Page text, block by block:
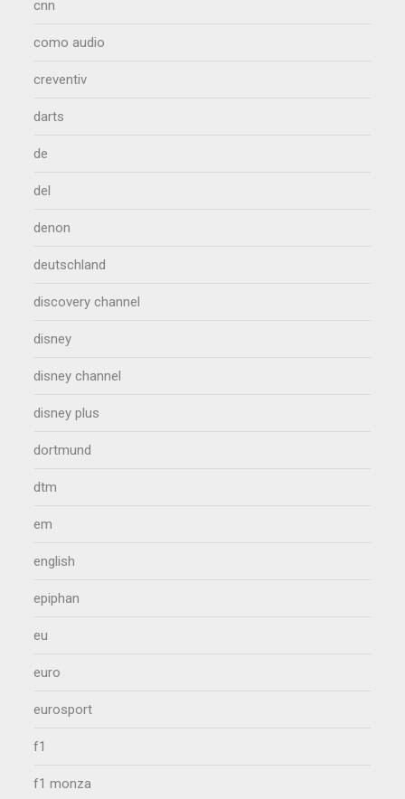
cnn
como audio
creventiv
darts
de
del
denon
deutschland
discovery channel
disney
disney channel
disney plus
dortmund
dtm
em
english
epiphan
eu
euro
eurosport
f1
f1 monza